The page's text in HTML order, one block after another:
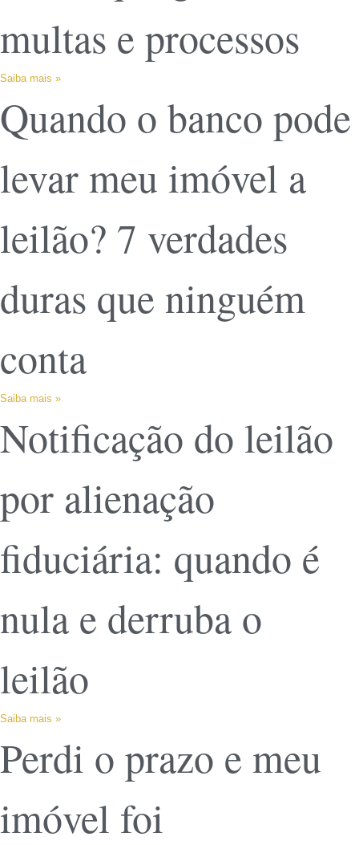
multas e processos
Saiba mais »
Quando o banco pode
levar meu imóvel a
leilão? 7 verdades
duras que ninguém
conta
Saiba mais »
Notificação do leilão
por alienação
fiduciária: quando é
nula e derruba o
leilão
Saiba mais »
Perdi o prazo e meu
imóvel foi